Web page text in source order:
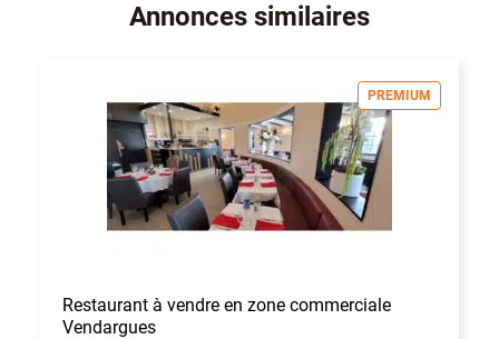
Annonces similaires
PREMIUM
Restaurant à vendre en zone commerciale
Vendargues